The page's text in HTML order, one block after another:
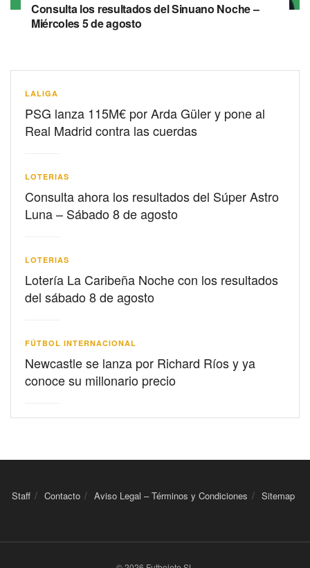
Consulta los resultados del Sinuano Noche –
Miércoles 5 de agosto
LALIGA
PSG lanza 115M€ por Arda Güler y pone al
Real Madrid contra las cuerdas
LOTERIAS
Consulta ahora los resultados del Súper Astro
Luna – Sábado 8 de agosto
LOTERIAS
Lotería La Caribeña Noche con los resultados
del sábado 8 de agosto
FÚTBOL INTERNACIONAL
Newcastle se lanza por Richard Ríos y ya
conoce su millonario precio
Staff Contacto Aviso Legal – Términos y Condiciones Sitemap